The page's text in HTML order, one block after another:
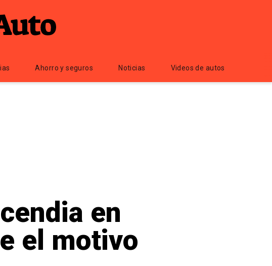
Ahorro y seguros Noticias Videos de autos
en
el motivo